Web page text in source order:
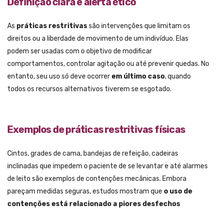
As práticas restritivassão intervenções que limitam os
direitos ou a liberdade de movimento de um indivíduo. Elas
podem ser usadas com o objetivo de modificar
comportamentos, controlar agitação ou até prevenir quedas. No
entanto, seu uso só deve ocorrer em último caso, quando
todos os recursos alternativos tiverem se esgotado.
Exemplos de práticas restritivas físicas
Cintos, grades de cama, bandejas de refeição, cadeiras
inclinadas que impedem o paciente de se levantar e até alarmes
de leito são exemplos de contenções mecânicas. Embora
pareçam medidas seguras, estudos mostram que o uso de
contenções está relacionado a piores desfechos